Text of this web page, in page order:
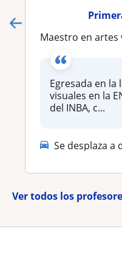
Maestro en artes
Egresada en
visuales en la
del INBA, c...
Se desplaza a
Ver todos los